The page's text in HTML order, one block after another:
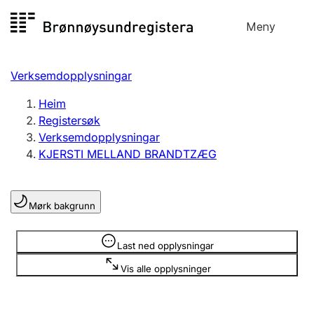
til
Meny
Registersøk
Aksjeselskap
Enkeltpersonføretak
Registrere, endre, slette
Lag og foreining
Registrere, endre, slette
Verksemdopplysningar
Heim
Registersøk
Verksemdopplysningar
KJERSTI MELLAND BRANDTZÆG
Mørk bakgrunn
Last ned opplysningar
Vis alle opplysninger
Opplysninger er skjult